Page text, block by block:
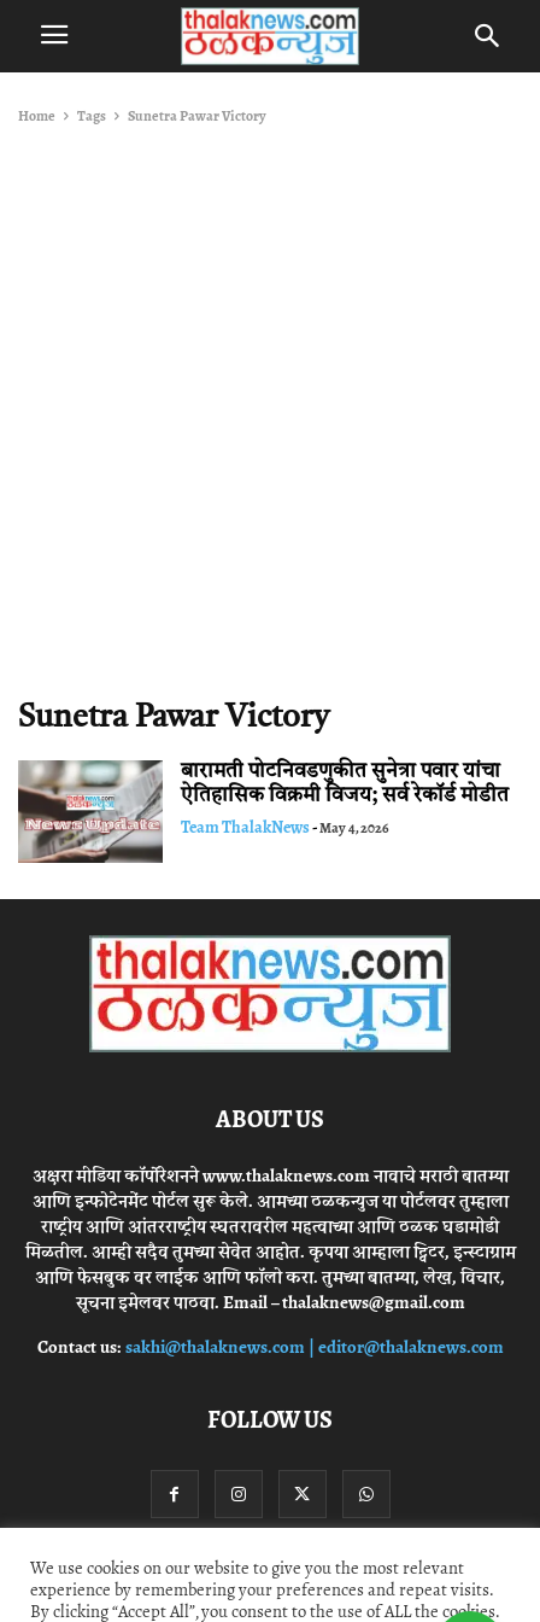
Home Tags Sunetra Pawar Victory
Sunetra Pawar Victory
बारामती पोटनिवडणुकीत सुनेत्रा पवार यांचा
ऐतिहासिक विक्रमी विजय; सर्व रेकॉर्ड मोडीत
Team ThalakNews-May 4, 2026
ABOUT US
अक्षरा मीडिया कॉर्पोरेशनने www.thalaknews.com नावाचे मराठी बातम्या
आणि इन्फोटेनमेंट पोर्टल सुरू केले. आमच्या ठळकन्युज या पोर्टलवर तुम्हाला
राष्ट्रीय आणि आंतरराष्ट्रीय स्घतरावरील महत्वाच्या आणि ठळक घडामोडी
मिळतील. आम्ही सदैव तुमच्या सेवेत आहोत. कृपया आम्हाला ट्विटर, इन्स्टाग्राम
आणि फेसबुक वर लाईक आणि फॉलो करा. तुमच्या बातम्या, लेख, विचार,
सूचना इमेलवर पाठवा. Email – thalaknews@gmail.com
Contact us:sakhi@thalaknews.com | editor@thalaknews.com
FOLLOW US
Privacy Policy Contact Us
We use cookies on our website to give you the most relevant
experience by remembering your preferences and repeat visits.
By clicking “Accept All”, you consent to the use of ALL the cookies.